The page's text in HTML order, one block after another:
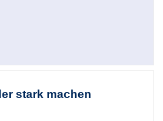
stark machen